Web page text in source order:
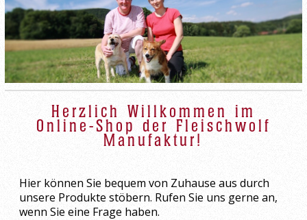
OBST UND GEMÜSE
Herzlich Willkommen im
Online-Shop der Fleischwolf
Manufaktur!
Hier können Sie bequem von Zuhause aus durch
unsere Produkte stöbern. Rufen Sie uns gerne an,
wenn Sie eine Frage haben.